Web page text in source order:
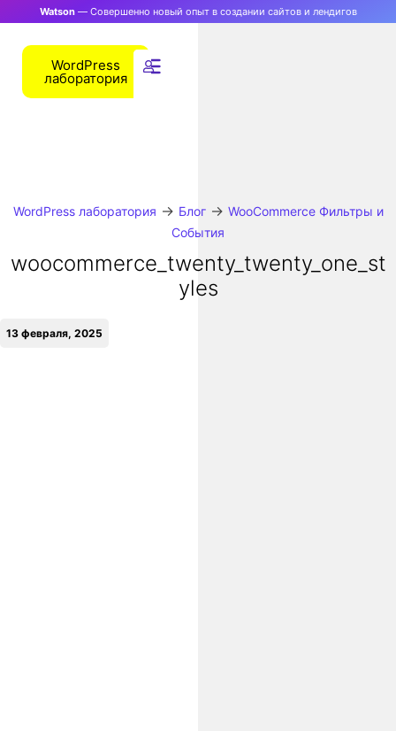
Watson— Совершенно новый опыт в создании сайтов и лендигов
WordPress
лаборатория
WordPress лаборатория → Блог→ WooCommerce Фильтры и
События
woocommerce_twenty_twenty_one_st
yles
13 февраля, 2025